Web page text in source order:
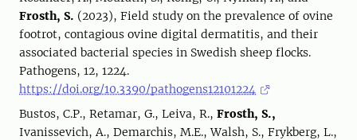
Frosth, S. (2023), Field study on the prevalence of ovine
footrot, contagious ovine digital dermatitis, and their
associated bacterial species in Swedish sheep flocks.
Pathogens, 12, 1224.
https://doi.org/10.3390/pathogens12101224
Bustos, C.P., Retamar, G., Leiva, R., Frosth, S.,
Ivanissevich, A., Demarchis, M.E., Walsh, S., Frykberg, L.,